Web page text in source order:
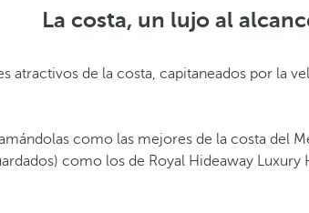
La costa, un lujo al
atractivos de la costa, capitaneados por la
como las mejores de la costa del
como los de Royal Hideaway